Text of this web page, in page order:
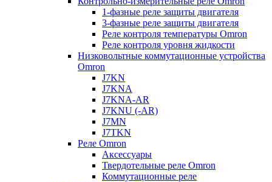
1-фазные реле защиты двигателя
3-фазные реле защиты двигателя
Реле контроля температуры Omron
Реле контроля уровня жидкости
Низковольтные коммутационные устройства
Omron
J7KN
J7KNA
J7KNA-AR
J7KNU (-AR)
J7MN
J7TKN
Реле Omron
Аксессуары
Твердотельные реле Omron
Коммутационные реле